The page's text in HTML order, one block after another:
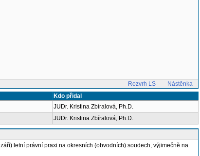
Rozvrh LS
Nástěnka
Kdo přidal
JUDr. Kristina Zbíralová, Ph.D.
JUDr. Kristina Zbíralová, Ph.D.
letní právní praxi na okresních (obvodních) soudech, výjimečně na